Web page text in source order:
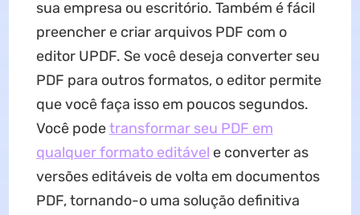
sua empresa ou escritório. Também é fácil
preencher e criar arquivos PDF com o
editor UPDF. Se você deseja converter seu
PDF para outros formatos, o editor permite
que você faça isso em poucos segundos.
Você podetransformar seu PDF em
qualquer formato editável e converter as
versões editáveis de volta em documentos
PDF, tornando-o uma solução definitiva